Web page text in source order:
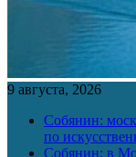
9 августа, 2026
Собянин:
по
Собянин: в